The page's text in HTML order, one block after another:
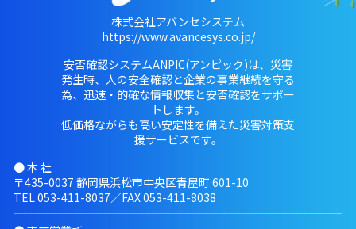
株式会社アバンセシステム
https://www.avancesys.co.jp/
安否確認システムANPIC(アンピック)は、災害
発生時、人の安全確認と企業の事業継続を守る
為、迅速・的確な情報収集と安否確認をサポー
トします。
低価格ながらも高い安定性を備えた災害対策支
援サービスです。
● 本 社
〒435-0037 静岡県浜松市中央区青屋町 601-10
TEL 053-411-8037／FAX 053-411-8038